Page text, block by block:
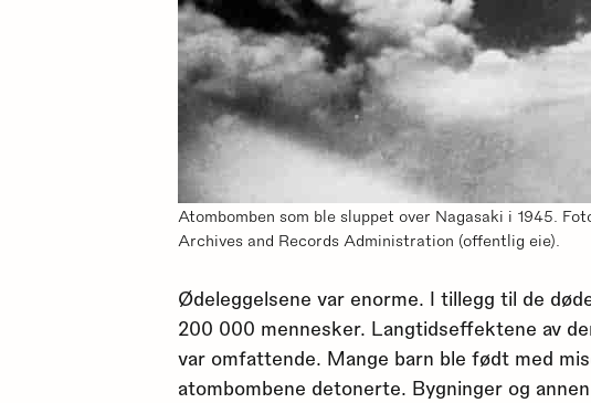
Atombomben som ble sluppet over Nagasaki i 1945.
Archives and Records Administration (offentlig eie).
Ødeleggelsene var enorme. I tillegg til de
200 000 mennesker. Langtidseffektene av
var omfattende. Mange barn ble født med
atombombene detonerte. Bygninger og